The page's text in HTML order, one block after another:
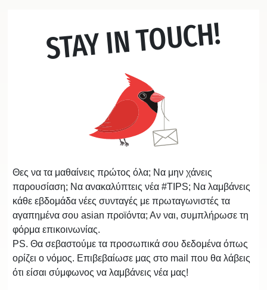
STAY IN TOUCH!
Θες να τα μαθαίνεις πρώτος όλα; Να μην χάνεις
παρουσίαση; Να ανακαλύπτεις νέα #TIPS; Να λαμβάνεις
κάθε εβδομάδα νέες συνταγές με πρωταγωνιστές τα
αγαπημένα σου asian προϊόντα; Αν ναι, συμπλήρωσε τη
φόρμα επικοινωνίας.
PS. Θα σεβαστούμε τα προσωπικά σου δεδομένα όπως
ορίζει ο νόμος. Επιβεβαίωσε μας στο mail που θα λάβεις
ότι είσαι σύμφωνος να λαμβάνεις νέα μας!